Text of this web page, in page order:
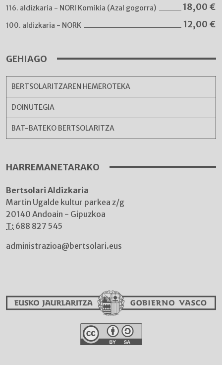
116. aldizkaria - NORI Komikia (Azal gogorra) 18,00 €
100. aldizkaria - NORK 12,00 €
GEHIAGO
BERTSOLARITZAREN HEMEROTEKA
DOINUTEGIA
BAT-BATEKO BERTSOLARITZA
HARREMANETARAKO
Bertsolari Aldizkaria
Martin Ugalde kultur parkea z/g
20140 Andoain - Gipuzkoa
T: 688 827 545
administrazioa@bertsolari.eus